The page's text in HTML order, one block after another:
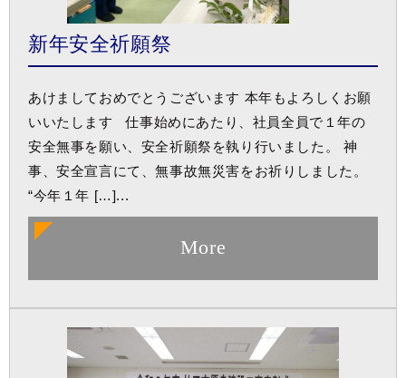
新年安全祈願祭
あけましておめでとうございます 本年もよろしくお願
いいたします 仕事始めにあたり、社員全員で１年の
安全無事を願い、安全祈願祭を執り行いました。 神
事、安全宣言にて、無事故無災害をお祈りしました。
“今年１年 […]...
More